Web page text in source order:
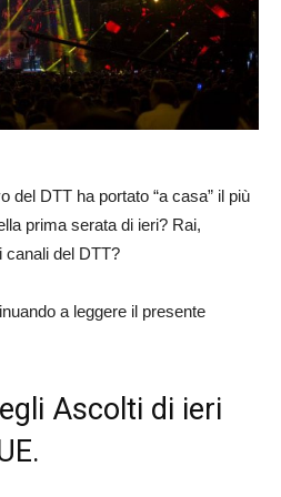
del DTT ha portato “a casa” il più
prima serata di ieri? Rai,
canali del DTT?
a leggere il presente
Ascolti di ieri